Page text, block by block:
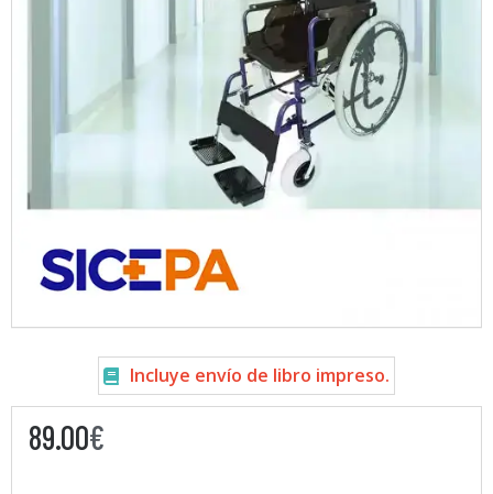
Incluye envío de libro impreso.
89.00€